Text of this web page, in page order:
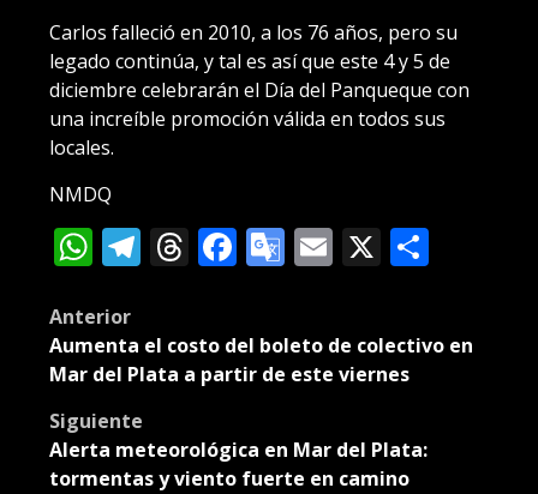
Carlos falleció en 2010, a los 76 años, pero su
legado continúa, y tal es así que este 4 y 5 de
diciembre celebrarán el Día del Panqueque con
una increíble promoción válida en todos sus
locales.
NMDQ
WhatsApp
Telegram
Threads
Facebook
Google
Email
X
Post
navigation
Anterior
Aumenta el costo del boleto de colectivo en
Mar del Plata a partir de este viernes
Siguiente
Alerta meteorológica en Mar del Plata:
tormentas y viento fuerte en camino